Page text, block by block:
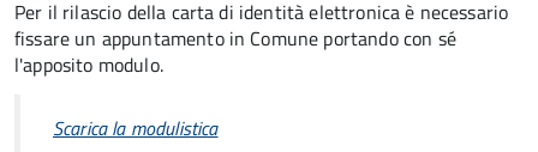
Per il rilascio della carta di identità elettronica è necessario
fissare un appuntamento in Comune portando con sé
l'apposito modulo.
Scarica la modulistica